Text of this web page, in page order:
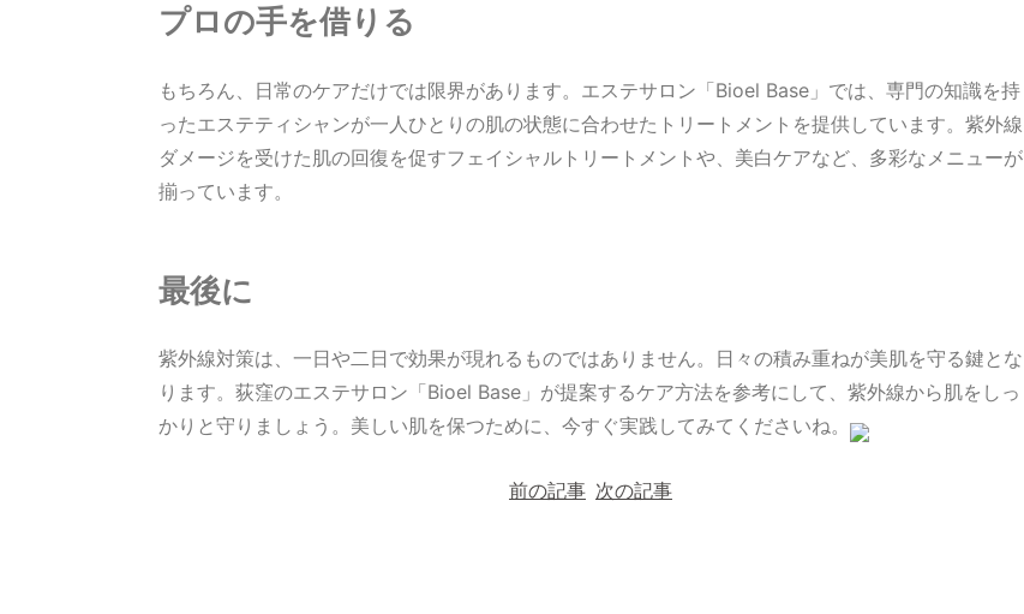
プロの手を借りる
もちろん、日常のケアだけでは限界があります。エステサロン「Bioel Base」では、専門の知識を持
ったエステティシャンが一人ひとりの肌の状態に合わせたトリートメントを提供しています。紫外線
ダメージを受けた肌の回復を促すフェイシャルトリートメントや、美白ケアなど、多彩なメニューが
揃っています。
最後に
紫外線対策は、一日や二日で効果が現れるものではありません。日々の積み重ねが美肌を守る鍵とな
ります。荻窪のエステサロン「Bioel Base」が提案するケア方法を参考にして、紫外線から肌をしっ
かりと守りましょう。美しい肌を保つために、今すぐ実践してみてくださいね。
前の記事 次の記事